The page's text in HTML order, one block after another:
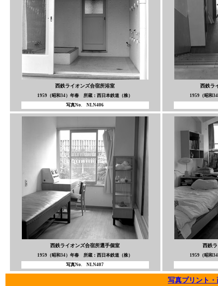
西鉄ライオンズ合宿所浴室
1959（昭和34）年春 所蔵：西日本鉄道（株）
写真No. NLN406
西鉄ラ
1959（昭和
西鉄ライオンズ合宿所選手個室
1959（昭和34）年春 所蔵：西日本鉄道（株）
写真No. NLN407
西鉄
1959（昭和
写真プリント